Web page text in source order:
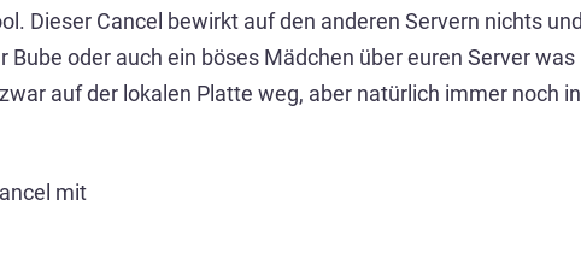
Dieser Cancel bewirkt auf den anderen Servern nichts
Bube oder auch ein böses Mädchen über euren Server was
auf der lokalen Platte weg, aber natürlich immer noch in
mit